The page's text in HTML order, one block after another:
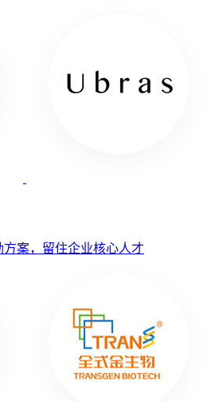
案，留住企业核心人才